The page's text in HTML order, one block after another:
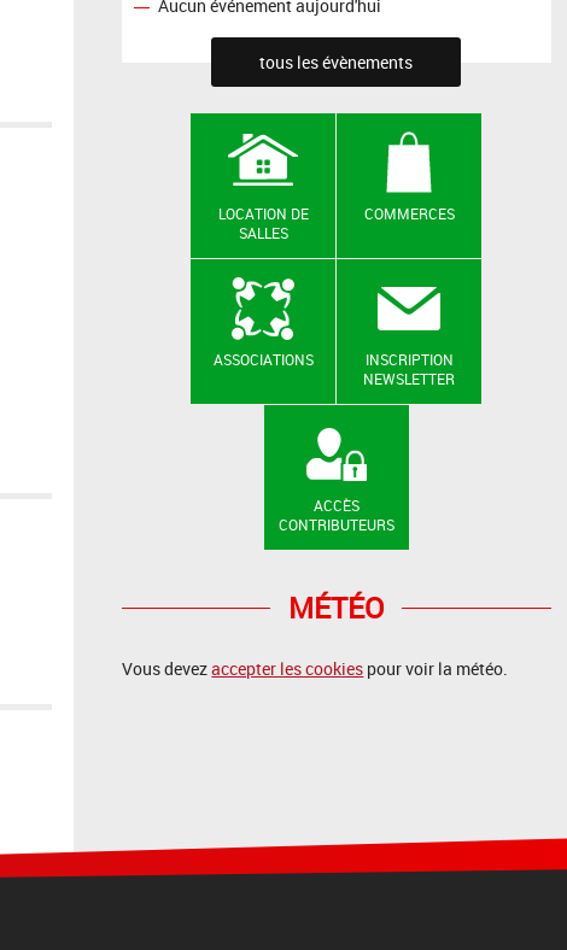
Aucun événement aujourd'hui
tous les évènements
LOCATION DE
SALLES
COMMERCES
ASSOCIATIONS
INSCRIPTION
NEWSLETTER
ACCÈS
CONTRIBUTEURS
MÉTÉO
Vous devezaccepter les cookies pour voir la météo.